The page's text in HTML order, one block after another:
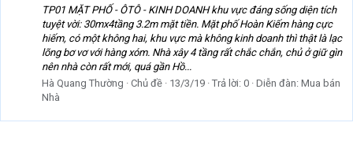
TP01 MẶT PHỐ - ÔTÔ - KINH DOANH khu vực đáng sống diện tích
tuyệt vời: 30mx4tầng 3.2m mặt tiền. Mặt phố Hoàn Kiếm hàng cực
hiếm, có một không hai, khu vực mà không kinh doanh thì thật là lạc
lõng bơ vơ với hàng xóm. Nhà xây 4 tầng rất chắc chắn, chủ ở giữ gìn
nên nhà còn rất mới, quá gần Hồ...
Hà Quang Thường
Chủ đề 13/3/19 Trả lời: 0 Diễn đàn: Mua bán
Nhà